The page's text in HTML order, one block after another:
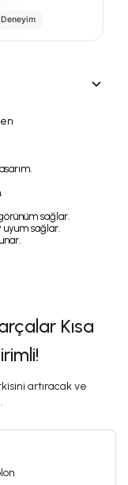
sağlar.
uyum sağlar.
Kısa
artıracak ve